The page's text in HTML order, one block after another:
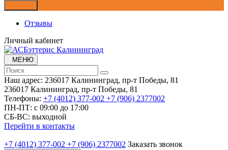
Отзывы
Личный кабинет
МЕНЮ
Наш адрес: 236017 Калининград,​ пр-т Победы, 81
236017 Калининград,​ пр-т Победы, 81
Телефоны: +7 (4012) 377-002 +7 (906) 2377002
ПН-ПТ: с 09:00 до 17:00
СБ-ВС: выходной
Перейти в контакты
+7 (4012) 377-002 +7 (906) 2377002 Заказать звонок